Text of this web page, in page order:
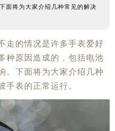
面将为大家介绍几种常见的解决
走的情况是许多手表爱好
种原因造成的，包括电池
。下面将为大家介绍几种
手表的正常运行。